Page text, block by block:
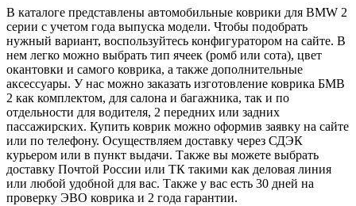
В каталоге представлены автомобильные коврики для BMW 2
серии с учетом года выпуска модели. Чтобы подобрать
нужный вариант, воспользуйтесь конфигуратором на сайте. В
нем легко можно выбрать тип ячеек (ромб или сота), цвет
окантовки и самого коврика, а также дополнительные
аксессуары. У нас можно заказать изготовление коврика БМВ
2 как комплектом, для салона и багажника, так и по
отдельности для водителя, 2 передних или задних
пассажирских. Купить коврик можно оформив заявку на сайте
или по телефону. Осуществляем доставку через СДЭК
курьером или в пункт выдачи. Также вы можете выбрать
доставку Почтой России или ТК такими как деловая линия
или любой удобной для вас. Также у вас есть 30 дней на
проверку ЭВО коврика и 2 года гарантии.